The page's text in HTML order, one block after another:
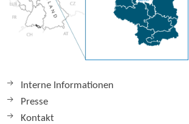
Interne Informationen
Presse
Kontakt